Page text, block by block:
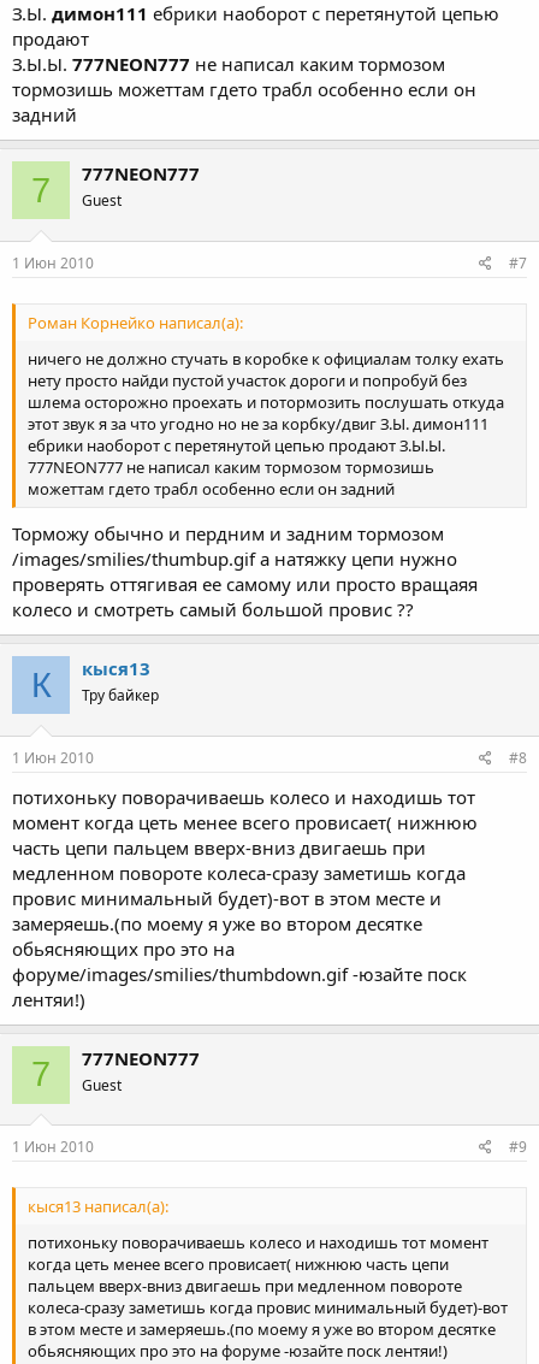
З.Ы. димон111 ебрики наоборот с перетянутой цепью
продают
З.Ы.Ы. 777NEON777 не написал каким тормозом
тормозишь можеттам гдето трабл особенно если он
задний
7 777NEON777
Guest
1 Июн 2010 #7
Роман Корнейко написал(а):
ничего не должно стучать в коробке к официалам толку ехать
нету просто найди пустой участок дороги и попробуй без
шлема осторожно проехать и потормозить послушать откуда
этот звук я за что угодно но не за корбку/двиг З.Ы. димон111
ебрики наоборот с перетянутой цепью продают З.Ы.Ы.
777NEON777 не написал каким тормозом тормозишь
можеттам гдето трабл особенно если он задний
Торможу обычно и пердним и задним тормозом
/images/smilies/thumbup.gif а натяжку цепи нужно
проверять оттягивая ее самому или просто вращаяя
колесо и смотреть самый большой провис ??
К кыся13
Тру байкер
1 Июн 2010 #8
потихоньку поворачиваешь колесо и находишь тот
момент когда цеть менее всего провисает( нижнюю
часть цепи пальцем вверх-вниз двигаешь при
медленном повороте колеса-сразу заметишь когда
провис минимальный будет)-вот в этом месте и
замеряешь.(по моему я уже во втором десятке
обьясняющих про это на
форуме/images/smilies/thumbdown.gif -юзайте поск
лентяи!)
7 777NEON777
Guest
1 Июн 2010 #9
кыся13 написал(а):
потихоньку поворачиваешь колесо и находишь тот момент
когда цеть менее всего провисает( нижнюю часть цепи
пальцем вверх-вниз двигаешь при медленном повороте
колеса-сразу заметишь когда провис минимальный будет)-вот
в этом месте и замеряешь.(по моему я уже во втором десятке
обьясняющих про это на форуме -юзайте поск лентяи!)